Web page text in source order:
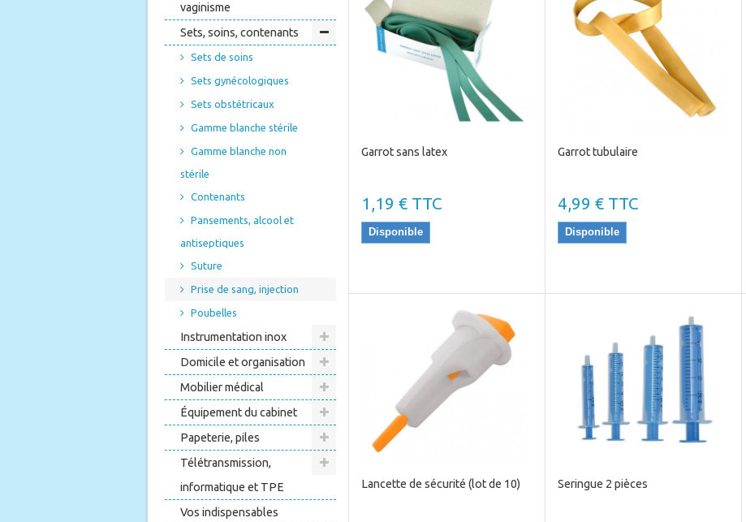
vaginisme
Sets, soins, contenants
Sets de soins
Sets gynécologiques
Sets obstétricaux
Gamme blanche stérile
Gamme blanche non
stérile
Contenants
Pansements, alcool et
antiseptiques
Suture
Prise de sang, injection
Poubelles
Instrumentation inox
Domicile et organisation
Mobilier médical
Équipement du cabinet
Papeterie, piles
Télétransmission,
informatique et TPE
Vos indispensables
Garrot sans latex
1,19 € TTC
Disponible
Garrot tubulaire
4,99 € TTC
Disponible
Lancette de sécurité (lot de 10) Seringue 2 pièces